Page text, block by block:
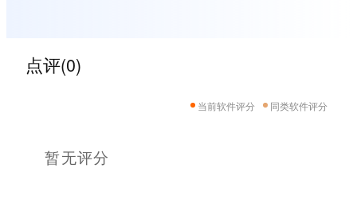
点评(0)
当前软件评分 同类软件评分
暂无评分